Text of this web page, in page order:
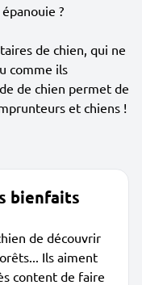
?
de chien, qui ne
comme ils
de chien permet de
et chiens !
bienfaits
de découvrir
Ils aiment
content de faire